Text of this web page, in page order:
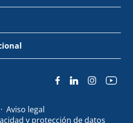
Aviso legal
y protección de datos